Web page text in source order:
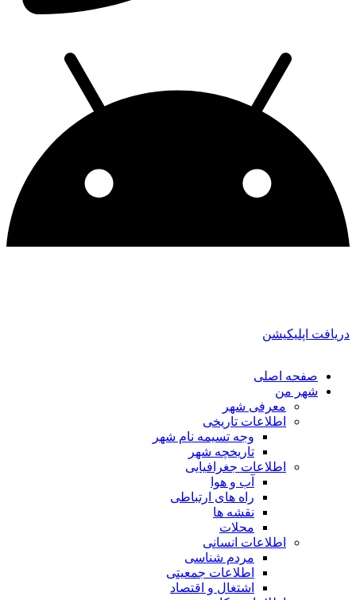
دریافت اپلیکیشن
صفحه اصلی
شهر من
معرفی شهر
اطلاعات تاریخی
وجه تسیمه نام شهر
تاریخچه شهر
اطلاعات جغرافیایی
آب و هوا
راه های ارتباطی
نقشه ها
محلات
اطلاعات انسانی
مردم شناسی
اطلاعات جمعیتی
اشتغال و اقتصاد